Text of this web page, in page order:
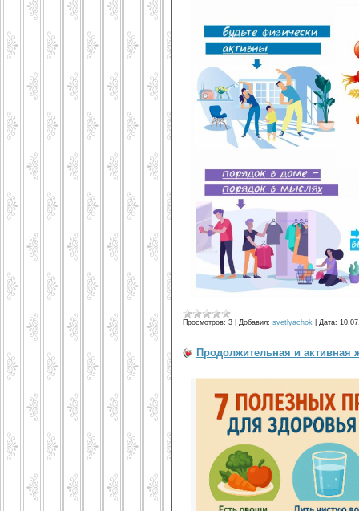
Просмотров: 3 Добавил: svetlyachok Дата:
Продолжительная и активная